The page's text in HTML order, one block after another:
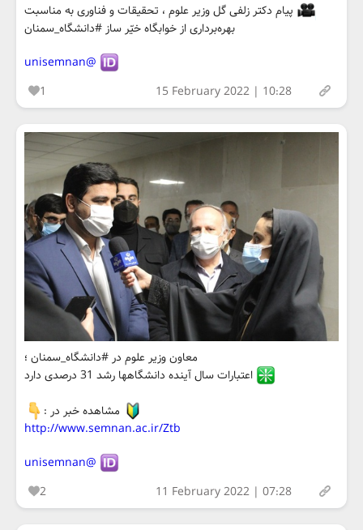
پیام دکتر زلفی گل وزیر علوم ، تحقیقات و فناوری به مناسبت
بهره‌برداری از خوابگاه خیّر ساز #دانشگاه_سمنان
@unisemnan
1
15 February 2022 | 10:28
معاون وزیر علوم در #دانشگاه_سمنان ؛
اعتبارات سال آینده دانشگاهها رشد 31 درصدی دارد
مشاهده خبر در :
http://www.semnan.ac.ir/Ztb
@unisemnan
2
11 February 2022 | 07:28